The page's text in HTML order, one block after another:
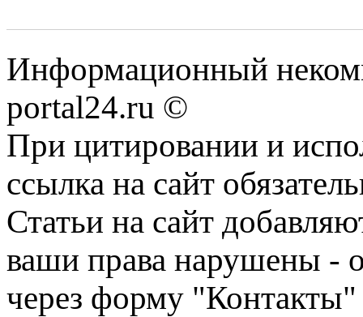
Информационный
portal24.ru ©
При цитировании и
ссылка на сайт
Статьи на сайт
ваши права нарушены -
через форму "Контакты"